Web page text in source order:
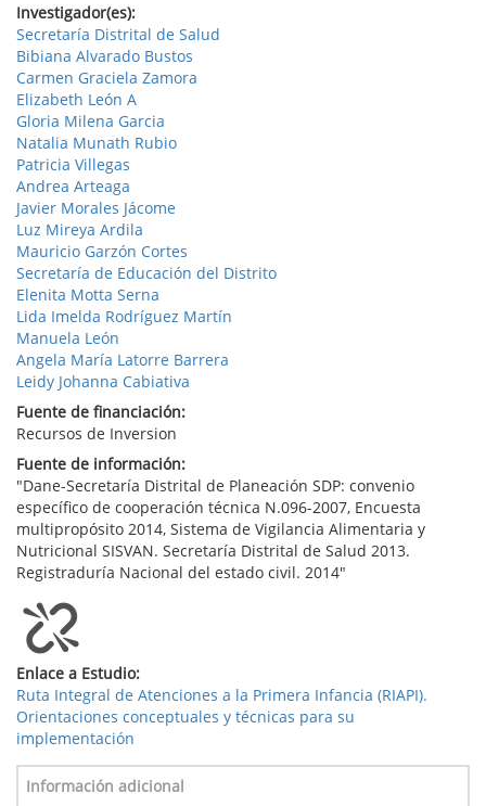
Investigador(es):
Secretaría Distrital de Salud
Bibiana Alvarado Bustos
Carmen Graciela Zamora
Elizabeth León A
Gloria Milena Garcia
Natalia Munath Rubio
Patricia Villegas
Andrea Arteaga
Javier Morales Jácome
Luz Mireya Ardila
Mauricio Garzón Cortes
Secretaría de Educación del Distrito
Elenita Motta Serna
Lida Imelda Rodríguez Martín
Manuela León
Angela María Latorre Barrera
Leidy Johanna Cabiativa
Fuente de financiación:
Recursos de Inversion
Fuente de información:
"Dane-Secretaría Distrital de Planeación SDP: convenio
específico de cooperación técnica N.096-2007, Encuesta
multipropósito 2014, Sistema de Vigilancia Alimentaria y
Nutricional SISVAN. Secretaría Distrital de Salud 2013.
Registraduría Nacional del estado civil. 2014"
Enlace a Estudio:
Ruta Integral de Atenciones a la Primera Infancia (RIAPI).
Orientaciones conceptuales y técnicas para su
implementación
Información adicional